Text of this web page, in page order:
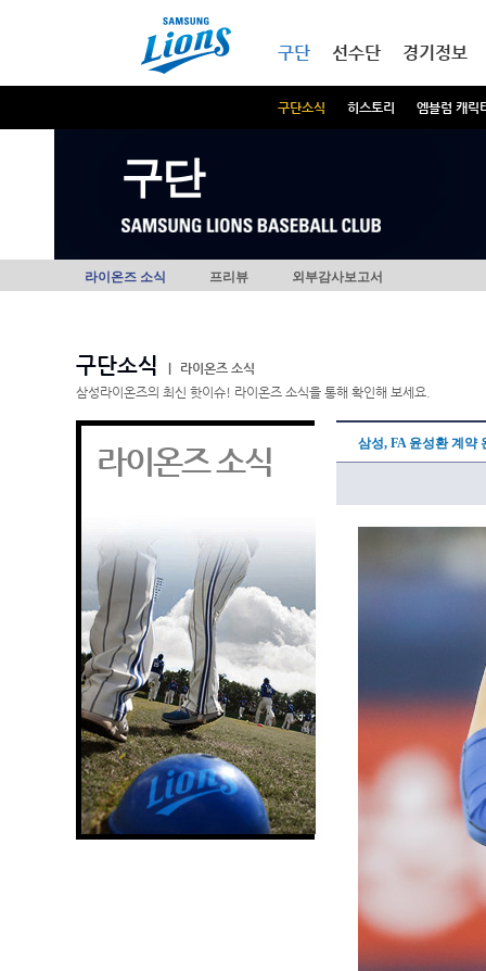
구단
구단소식 히스토리 엠블럼 캐릭
선수단 경기정보
구단
라이온즈 소식 프리뷰 외부감사보고서
구단소식
라이온즈 소식
삼성라이온즈의 최신 핫이슈! 라이온즈 소식을 통해 확인해 보세요.
라이온즈 소식 삼성, FA 윤성환 계약